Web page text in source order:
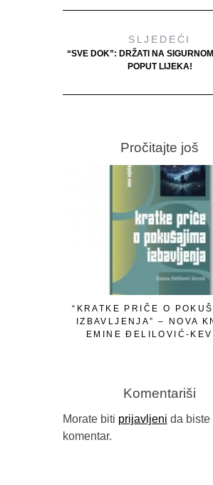
SLJEDEĆI
“SVE DOK”: DRŽATI NA
POPUT LIJEKA!
Pročitajte još
“KRATKE PRIČE O
IZBAVLJENJA” – NOVA
EMINE ĐELILOVIĆ-
Komentariši
Morate biti prijavljeni da
komentar.